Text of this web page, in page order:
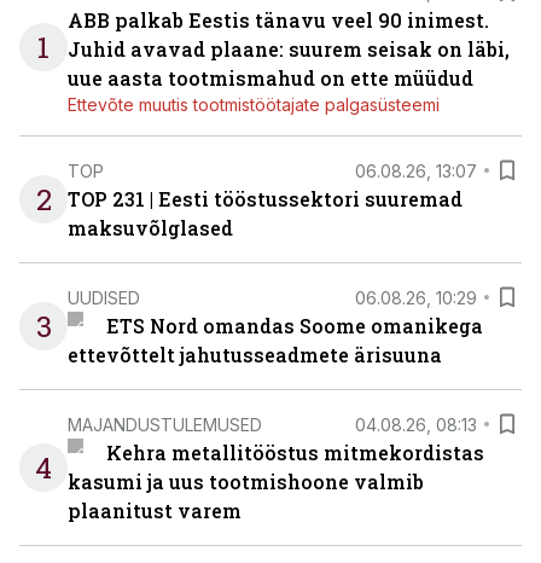
1
ABB palkab Eestis tänavu veel 90 inimest.
Juhid avavad plaane: suurem seisak on läbi,
uue aasta tootmismahud on ette müüdud
Ettevõte muutis tootmistöötajate palgasüsteemi
2
TOP 06.08.26, 13:07
TOP 231 | Eesti tööstussektori suuremad
maksuvõlglased
3
UUDISED 06.08.26, 10:29
ETS Nord omandas Soome omanikega
ettevõttelt jahutusseadmete ärisuuna
4
MAJANDUSTULEMUSED 04.08.26, 08:13
Kehra metallitööstus mitmekordistas
kasumi ja uus tootmishoone valmib
plaanitust varem